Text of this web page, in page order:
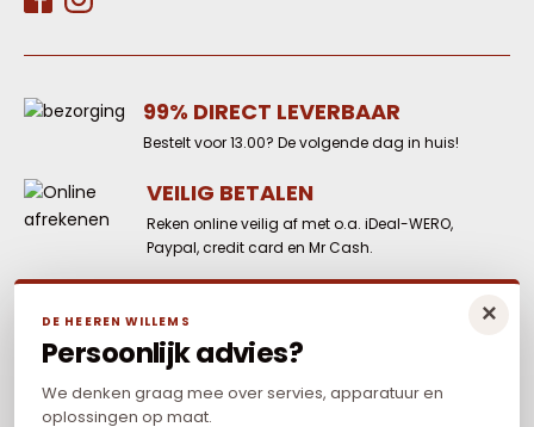
99% DIRECT LEVERBAAR
Bestelt voor 13.00? De volgende dag in huis!
VEILIG BETALEN
Reken online veilig af met o.a. iDeal-WERO,
Paypal, credit card en Mr Cash.
Elders goedkoper? Neem dan contact met
ons op.
×
DE HEEREN WILLEMS
Persoonlijk advies?
We denken graag mee over servies, apparatuur en
oplossingen op maat.